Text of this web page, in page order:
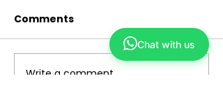
Comments
Write a comment...
Chat with us